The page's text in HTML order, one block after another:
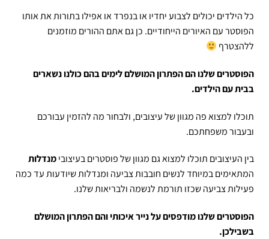
כל הילדים יכולים לצבוע יחדיו או בנפרד או אפילו בתורות את אותו
הפוסטר עם האיורים הייחודיים. כן גם אתם ההורים מוזמנים
ללהצטרף
הפוסטרים שלנו הם הפתרון המושלם לימים בהם כולנו נשארים
בבית עם הילדים.
תוכלו למצוא פה מגוון של עיצובים, ולבחור מה להזמין עבורכם
ובעבור משפחתכם.
בין העיצובים תוכלו למצוא גם מגוון של פוסטרים בעיצובימנדלות
המתאימים במיוחד לנשים חובבות צביעה ומנדלות שיודעות עד כמה
פעילות צביעה שכזו תורמת לנשמה ולבריאות שלנו.
הפוסטרים שלנו מודפסים על נייר איכותי והם הפתרון המושלם
בשבילכן.